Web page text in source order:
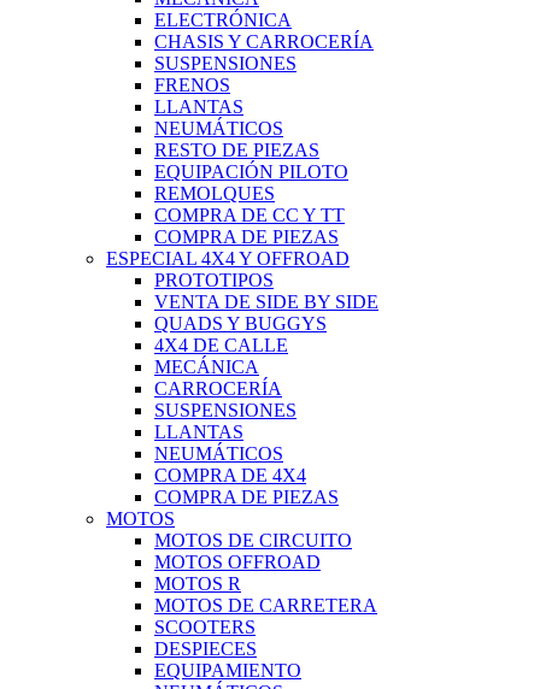
ELECTRÓNICA
CHASIS Y CARROCERÍA
SUSPENSIONES
FRENOS
LLANTAS
NEUMÁTICOS
RESTO DE PIEZAS
EQUIPACIÓN PILOTO
REMOLQUES
COMPRA DE CC Y TT
COMPRA DE PIEZAS
ESPECIAL 4X4 Y OFFROAD
PROTOTIPOS
VENTA DE SIDE BY SIDE
QUADS Y BUGGYS
4X4 DE CALLE
MECÁNICA
CARROCERÍA
SUSPENSIONES
LLANTAS
NEUMÁTICOS
COMPRA DE 4X4
COMPRA DE PIEZAS
MOTOS
MOTOS DE CIRCUITO
MOTOS OFFROAD
MOTOS R
MOTOS DE CARRETERA
SCOOTERS
DESPIECES
EQUIPAMIENTO